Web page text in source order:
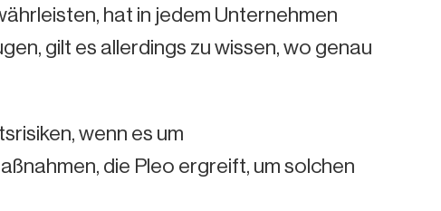
hat in jedem Unternehmen
gilt es allerdings zu wissen, wo genau
wenn es um
die Pleo ergreift, um solchen